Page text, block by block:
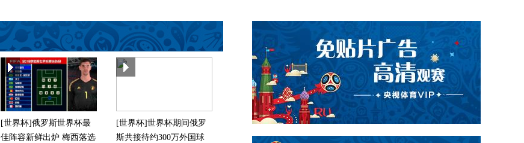
杯季军战往往都是进球大战
《足球回家》
告别球队 告别赛场
标决赛
[世界杯最前线]冯丽：法国队
做好了充分的准备
[世界杯最前线]比利时：团结
是最大的资本
[世界杯最前线]比利时：放松
减压 调整状态
[世界杯]俄罗斯世界杯最
佳阵容新鲜出炉 梅西落选
[世界杯]世界杯期间俄罗
斯共接待约300万外国球